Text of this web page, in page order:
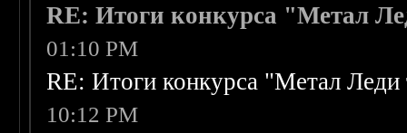
RE: Итоги конкурса "Метал
01:10 PM
RE: Итоги конкурса "Метал Леди
10:12 PM